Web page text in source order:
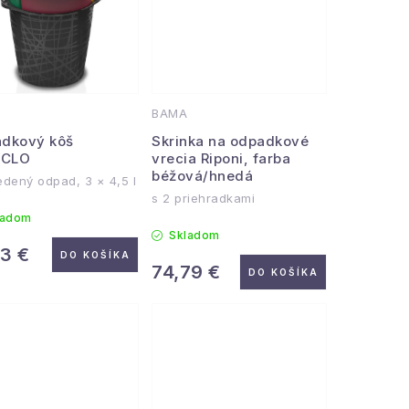
kôš
odpad, 3 × 4,5 l
€ DO KOŠÍKA
BAMA
Skrinka na odpadkové
vrecia Riponi, farba
béžová/hnedá
s 2 priehradkami
Skladom
74,79 € DO KOŠÍKA